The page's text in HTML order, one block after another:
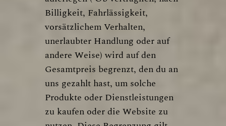
Billigkeit, Fahrlässigkeit,
vorsätzlichem Verhalten,
unerlaubter Handlung oder auf
andere Weise) wird auf den
Gesamtpreis begrenzt, den du an
uns gezahlt hast, um solche
Produkte oder Dienstleistungen
zu kaufen oder die Website zu